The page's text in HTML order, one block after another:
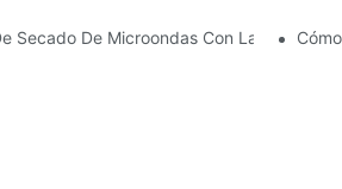
Secado De Microondas Con La Máquina